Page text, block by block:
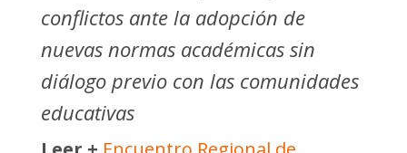
conflictos ante la adopción de
nuevas normas académicas sin
diálogo previo con las comunidades
educativas